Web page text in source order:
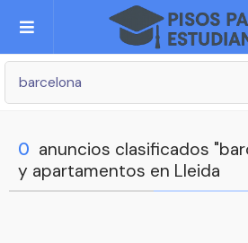
Publica tu Anuncio
Mi cuenta
0 anuncios clasificados
y apartamentos en Lleida